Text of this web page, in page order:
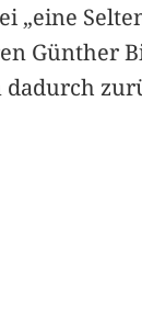
„eine
Günther